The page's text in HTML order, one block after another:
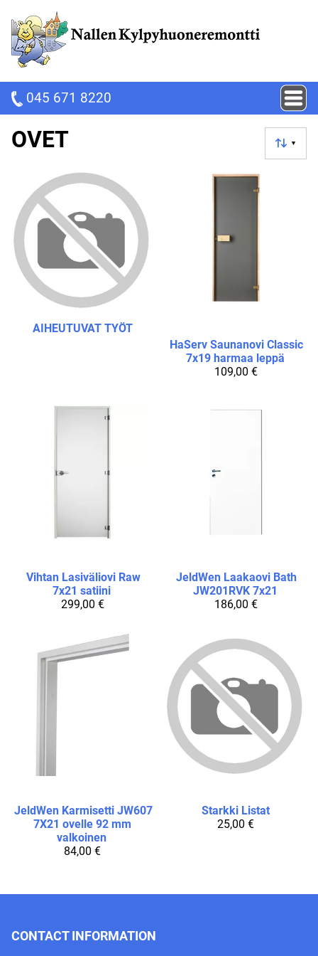
045 671 8220
▼
OVET
AIHEUTUVAT TYÖT
HaServ Saunanovi Classic
7x19 harmaa leppä
109,00 €
Vihtan Lasiväliovi Raw
7x21 satiini
299,00 €
JeldWen Laakaovi Bath
JW201RVK 7x21
186,00 €
JeldWen Karmisetti JW607
7X21 ovelle 92 mm
valkoinen
84,00 €
Starkki Listat
25,00 €
CONTACT INFORMATION